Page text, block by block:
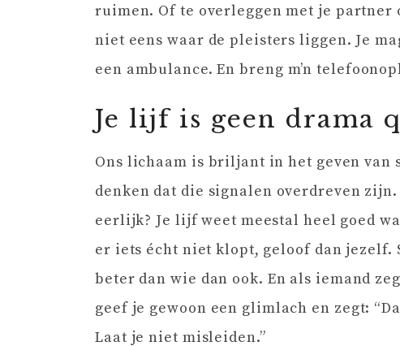
ruimen. Of te overleggen met je partner
niet eens waar de pleisters liggen. Je
een ambulance. En breng m’n
Je lijf is geen drama
Ons lichaam is briljant in het geven van
denken dat die signalen overdreven
eerlijk? Je lijf weet meestal heel goed
er iets écht niet klopt, geloof dan jezelf.
beter dan wie dan ook. En als iemand
geef je gewoon een glimlach en zegt:
Laat je niet misleiden.”